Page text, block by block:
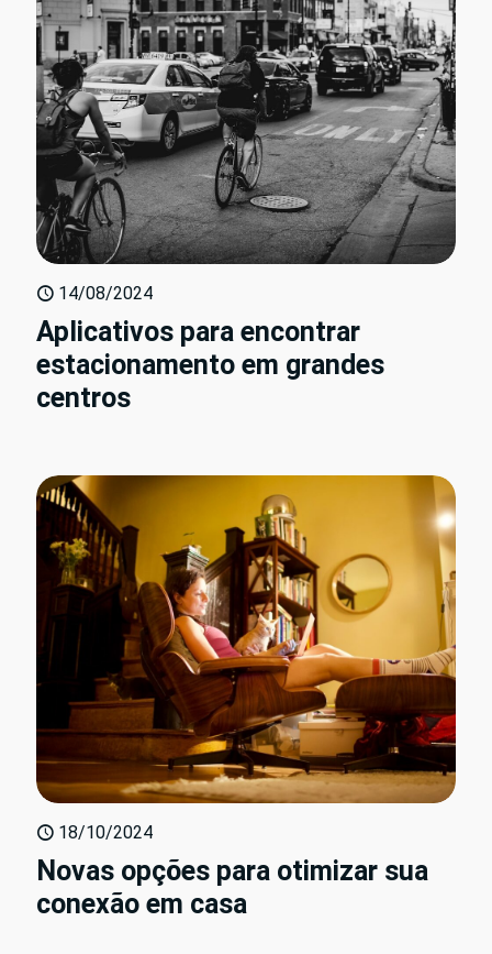
14/08/2024
Aplicativos para encontrar
estacionamento em grandes
centros
18/10/2024
Novas opções para otimizar sua
conexão em casa